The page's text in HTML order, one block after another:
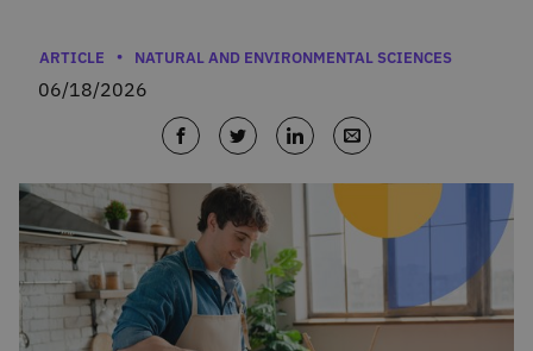
Categories
ARTICLE NATURAL AND ENVIRONMENTAL SCIENCES
06/18/2026